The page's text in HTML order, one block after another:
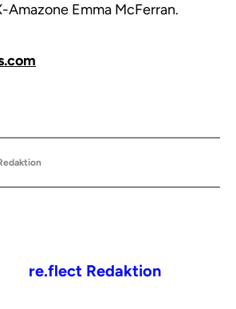
Amazone Emma McFerran.
re.flect Redaktion